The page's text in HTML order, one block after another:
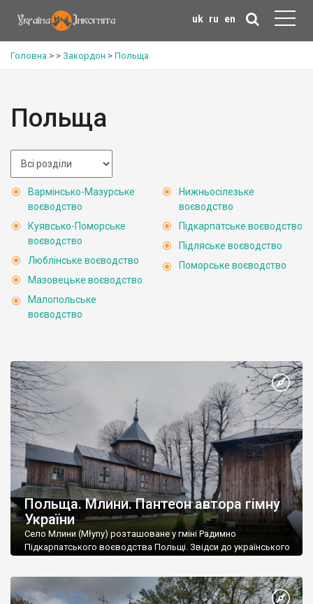
uk ru en
Головна > > Закордон > Польща
Польща
Вармінсько-Мазурське
воєводство
Куявсько-Поморське
воєводство
Люблінське воєводство
Мазовецьке воєводство
Малопольське
воєводство
Нижньосілезьке
воєводство
Підкарпатське воєводство
Підляське воєводство
Поморське воєводство
Польща. Млини. Пантеон автора гімну
України
Село Млини (Młyny) розташоване у гміні Радимно
Підкарпатського воєводства Польщі. Звідси до українського